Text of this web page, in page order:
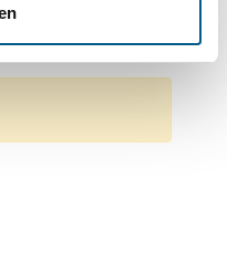
Denkmalpflege